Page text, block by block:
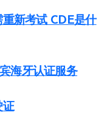
新考试 CDE是什
海牙认证服务
证